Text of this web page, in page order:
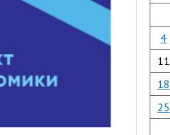
4
11
18
25